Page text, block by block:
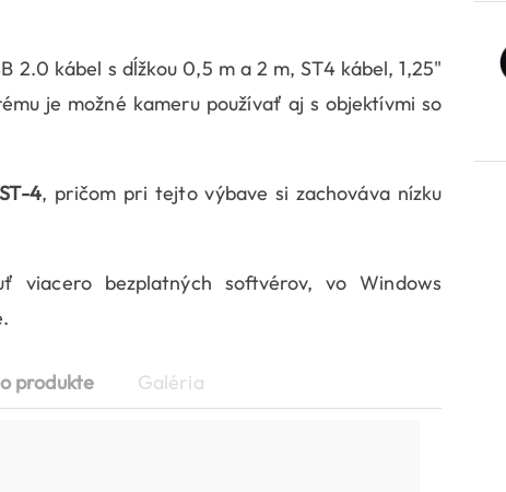
2.0 kábel s dĺžkou 0,5 m a 2 m, ST4 kábel, 1,25"
je možné kameru používať aj s objektívmi so
4, pričom pri tejto výbave si zachováva nízku
viacero bezplatných softvérov, vo Windows
produkte Galéria